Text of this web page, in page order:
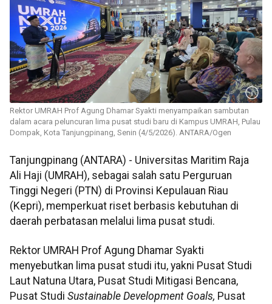
Rektor UMRAH Prof Agung Dhamar Syakti menyampaikan sambutan
dalam acara peluncuran lima pusat studi baru di Kampus UMRAH, Pulau
Dompak, Kota Tanjungpinang, Senin (4/5/2026). ANTARA/Ogen
Tanjungpinang (ANTARA) - Universitas Maritim Raja
Ali Haji (UMRAH), sebagai salah satu Perguruan
Tinggi Negeri (PTN) di Provinsi Kepulauan Riau
(Kepri), memperkuat riset berbasis kebutuhan di
daerah perbatasan melalui lima pusat studi.
Rektor UMRAH Prof Agung Dhamar Syakti
menyebutkan lima pusat studi itu, yakni Pusat Studi
Laut Natuna Utara, Pusat Studi Mitigasi Bencana,
Pusat Studi Sustainable Development Goals, Pusat